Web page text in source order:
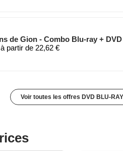
de Gion - Combo Blu-ray +
partir de 22,62 €
Voir toutes les offres DVD BLU-RAY